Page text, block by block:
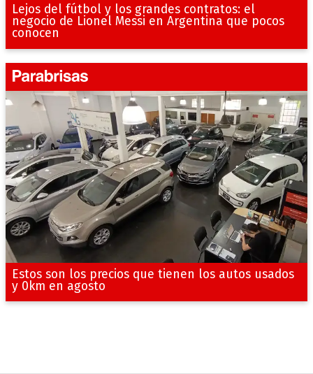
Lejos del fútbol y los grandes contratos: el
negocio de Lionel Messi en Argentina que pocos
conocen
Estos son los precios que tienen los autos usados
y 0km en agosto